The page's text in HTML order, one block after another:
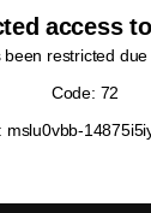
access
restricted due
Code: 72
mslu0vbb-